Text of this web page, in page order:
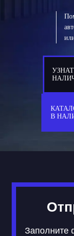
Х
В
Заполните